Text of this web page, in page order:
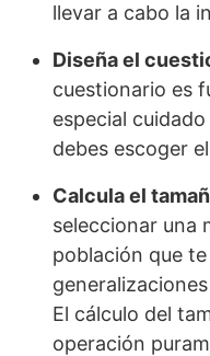
llevar a cabo la
Diseña el
cuestionario es
especial
debes escoger
Calcula el
seleccionar una
población que
El cálculo del
operación